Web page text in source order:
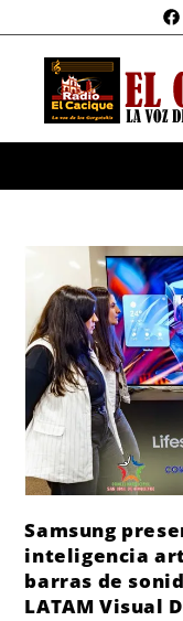
Samsung
inteligencia
barras de
LATAM Visual